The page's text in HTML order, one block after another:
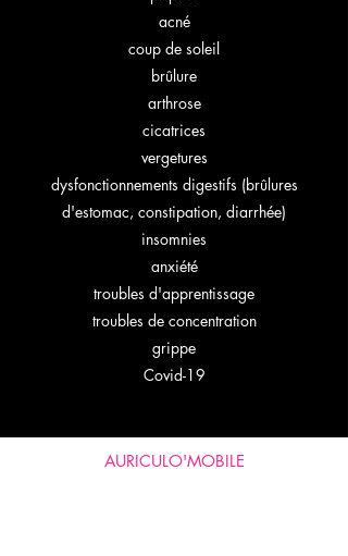
acné
coup de soleil
brûlure
arthrose
cicatrices
vergetures
dysfonctionnements digestifs (brûlures
d'estomac, constipation, diarrhée)
insomnies
anxiété
troubles d'apprentissage
troubles de concentration
grippe
Covid-19
AURICULO'MOBILE